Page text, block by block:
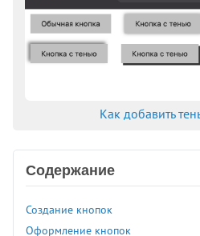
Как добавить
Содержание
Создание кнопок
Оформление кнопок